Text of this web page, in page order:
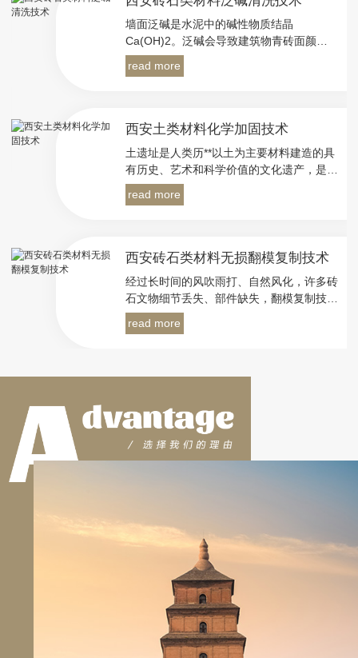
衣、苔藓等微生物**，有着无化学物质污染
和快速**除污**的特点。
墙面泛碱是水泥中的碱性物质结晶
Ca(OH)2。泛碱会导致建筑物青砖面颜色
变化，出现色彩不均、褪色、起皮、起泡、
开裂、脱落，严重损害青砖的寿命。
保型产品，不含Cl-离子，反应迅速彻底，
改变建材外观和颜色，使用安全，无异味，
不损伤人体和建材。
read more
西安土类材料化学加固技术
土遗址是人类历**以土为主要材料建造的具
有历史、艺术和科学价值的文化遗产，是人
类灿烂文明发展的物质传承和光辉足迹。因
为大风、极端降雨天气，导致土遗址出现严
read more
西安砖石类材料无损翻模复制技术
经过长时间的风吹雨打、自然风化，许多砖
石文物细节丢失、部件缺失，翻模复制技术
可以很好地解决这类问题。 砖石类材
料无损翻模复制技术，经过将残留的文物部
read more